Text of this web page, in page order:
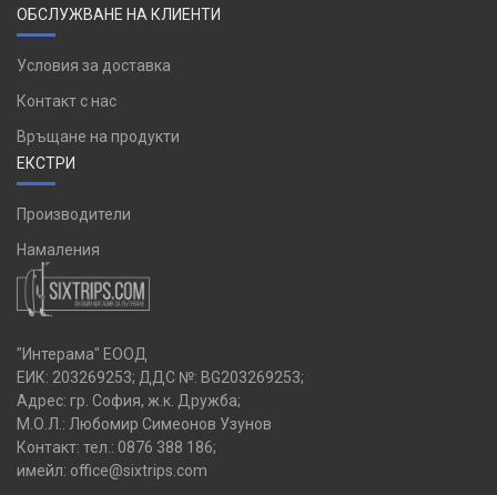
ОБСЛУЖВАНЕ НА КЛИЕНТИ
Условия за доставка
Контакт с нас
Връщане на продукти
ЕКСТРИ
Производители
Намаления
"Интерама" ЕООД
ЕИК: 203269253; ДДС №: BG203269253;
Адрес: гр. София, ж.к. Дружба;
М.О.Л.: Любомир Симеонов Узунов
Контакт: тел.: 0876 388 186;
имейл: office@sixtrips.com